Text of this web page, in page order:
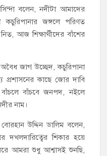
বলেন, নদীটা আমাদের
জঙ্গলে পরিণত
আজ শিক্ষার্থীদের বাঁশের
জাগ উচ্ছেদ, কচুরিপানা
প্রশাসনের কাছে জোর দাবি
বাঁচলে বাঁচবে জনপদ, নইলে
নাম।
উদ্দিন ডালিম বলেন,
শিকার হয়ে
আমরা শুধু আশ্বাসই শুনছি,